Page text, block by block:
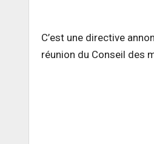
C’est une directive
réunion du Conseil des